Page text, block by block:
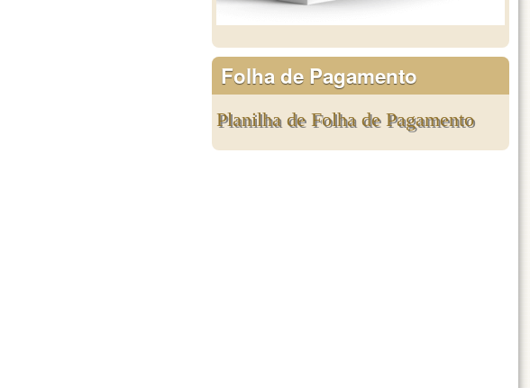
Folha de Pagamento
Planilha de Folha de Pagamento